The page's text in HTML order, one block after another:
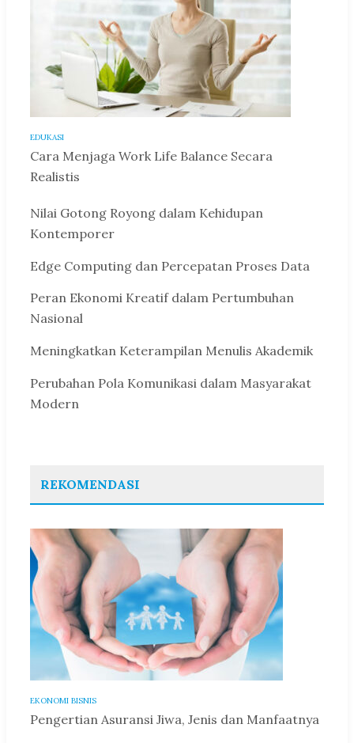
EDUKASI
Cara Menjaga Work Life Balance Secara
Realistis
Nilai Gotong Royong dalam Kehidupan
Kontemporer
Edge Computing dan Percepatan Proses Data
Peran Ekonomi Kreatif dalam Pertumbuhan
Nasional
Meningkatkan Keterampilan Menulis Akademik
Perubahan Pola Komunikasi dalam Masyarakat
Modern
REKOMENDASI
EKONOMI BISNIS
Pengertian Asuransi Jiwa, Jenis dan Manfaatnya